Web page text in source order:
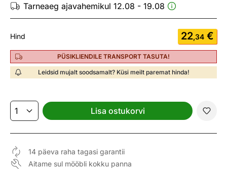
Tarneaeg ajavahemikul 12.08 - 19.08
Hind 22,34 €
PÜSIKLIENDILE TRANSPORT TASUTA!
Leidsid mujalt soodsamalt? Küsi meilt paremat hinda!
Lisa ostukorvi
14 päeva raha tagasi garantii
Aitame sul mööbli kokku panna